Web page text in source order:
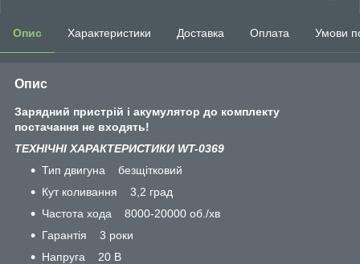
Опис Характеристики Доставка Оплата Умови
Опис
Зарядний пристрій і акумулятор до комплекту
постачання не входять!
ТЕХНІЧНІ ХАРАКТЕРИСТИКИ WT-0369
Тип двигуна безщітковий
Кут коливання 3,2 град
Частота хода 8000-20000 об./хв
Гарантія 3 роки
Напруга 20 В